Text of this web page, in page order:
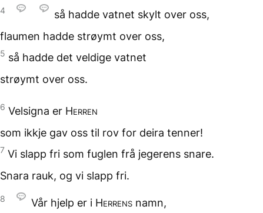
4
så hadde vatnet skylt over oss,
flaumen hadde strøymt over oss,
5 så hadde det veldige vatnet
strøymt over oss.
6 Velsigna er Herren
som ikkje gav oss til rov for deira tenner!
7 Vi slapp fri som fuglen frå jegerens snare.
Snara rauk, og vi slapp fri.
8 Vår hjelp er i Herrens namn,